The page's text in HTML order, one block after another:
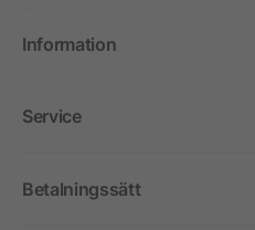
Information
Service
Betalningssätt